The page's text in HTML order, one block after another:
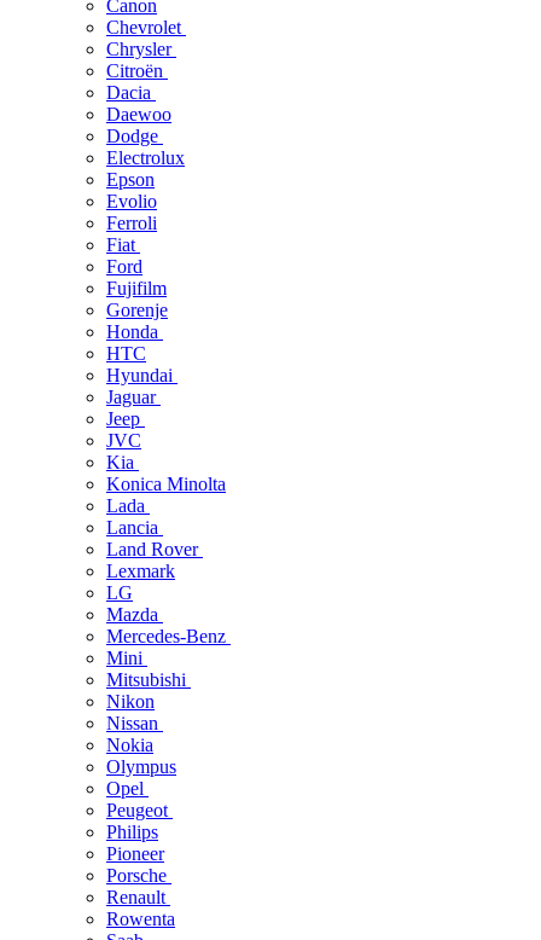
Canon
Chevrolet
Chrysler
Citroën
Dacia
Daewoo
Dodge
Electrolux
Epson
Evolio
Ferroli
Fiat
Ford
Fujifilm
Gorenje
Honda
HTC
Hyundai
Jaguar
Jeep
JVC
Kia
Konica Minolta
Lada
Lancia
Land Rover
Lexmark
LG
Mazda
Mercedes-Benz
Mini
Mitsubishi
Nikon
Nissan
Nokia
Olympus
Opel
Peugeot
Philips
Pioneer
Porsche
Renault
Rowenta